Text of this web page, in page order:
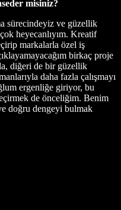
misiniz?
sürecindeyiz ve güzellik
heyecanlıyım. Kreatif
markalarla özel iş
birkaç proje
diğeri de bir güzellik
daha fazla çalışmayı
ergenliğe giriyor, bu
de önceliğim. Benim
doğru dengeyi bulmak